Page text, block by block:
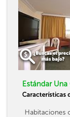
Estándar Una
Características
Habitaciones